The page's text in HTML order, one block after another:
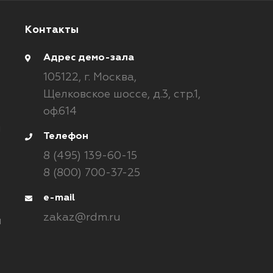
Контакты
Адрес демо-зала
105122, г. Москва,
Щелковское шоссе, д.3, стр.1,
оф.614
Телефон
8 (495) 139-60-15
8 (800) 700-37-25
e-mail
zakaz@rdm.ru